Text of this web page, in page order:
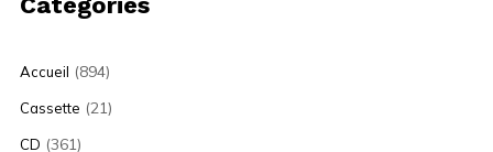
Accueil (894)
Cassette (21)
CD (361)